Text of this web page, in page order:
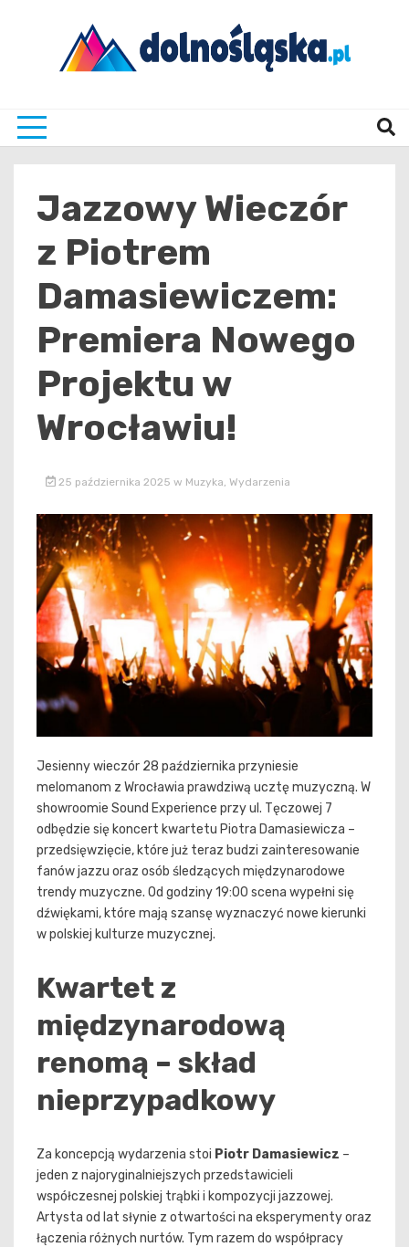
Jazzowy Wieczór
z Piotrem
Damasiewiczem:
Premiera Nowego
Projektu w
Wrocławiu!
25 października 2025 w Muzyka Wydarzenia
Jesienny wieczór 28 października przyniesie
melomanom z Wrocławia prawdziwą ucztę muzyczną. W
showroomie Sound Experience przy ul. Tęczowej 7
odbędzie się koncert kwartetu Piotra Damasiewicza –
przedsięwzięcie, które już teraz budzi zainteresowanie
fanów jazzu oraz osób śledzących międzynarodowe
trendy muzyczne. Od godziny 19:00 scena wypełni się
dźwiękami, które mają szansę wyznaczyć nowe kierunki
w polskiej kulturze muzycznej.
Kwartet z
międzynarodową
renomą – skład
nieprzypadkowy
Za koncepcją wydarzenia stoi Piotr Damasiewicz –
jeden z najoryginalniejszych przedstawicieli
współczesnej polskiej trąbki i kompozycji jazzowej.
Artysta od lat słynie z otwartości na eksperymenty oraz
łączenia różnych nurtów. Tym razem do współpracy